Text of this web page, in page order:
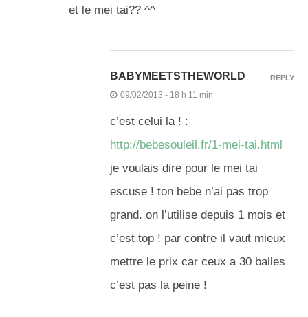
et le mei tai?? ^^
BABYMEETSTHEWORLD
09/02/2013 - 18 h 11 min
c’est celui la ! :
http://bebesouleil.fr/1-mei-tai.html
je voulais dire pour le mei tai
escuse ! ton bebe n’ai pas trop
grand. on l’utilise depuis 1 mois et
c’est top ! par contre il vaut mieux
mettre le prix car ceux a 30 balles
c’est pas la peine !
REPLY